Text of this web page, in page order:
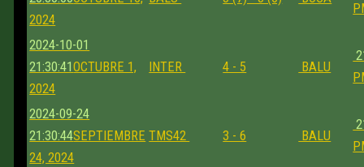
2024
2024-10-01
21:30:41OCTUBRE 1,
2024
INTER 4 - 5 BALU
2024-09-24
21:30:44SEPTIEMBRE
24, 2024
TMS42 3 - 6 BALU